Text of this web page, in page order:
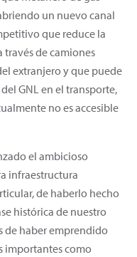
un nuevo canal
que reduce la
de camiones
extranjero y que puede
GNL en el transporte,
no es accesible
el ambicioso
infraestructura
de haberlo hecho
histórica de nuestro
de haber emprendido
importantes como